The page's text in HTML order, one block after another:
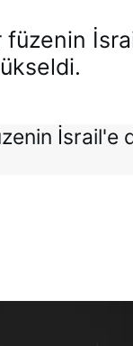
füzenin
İsrail'e